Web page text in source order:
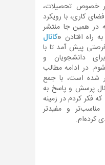
خصوص تحصیلات،
کاری، با رویکرد
در همین جا منتشر
راه افتادن «کانال
پیش آمد تا با
دانشجویان و
در ادامه مطالب
شده است، با جمع
پرسش و پاسخ به
فکر کردم در زمینه
مناسب‌تر و مفیدتر
کرده‌ام.